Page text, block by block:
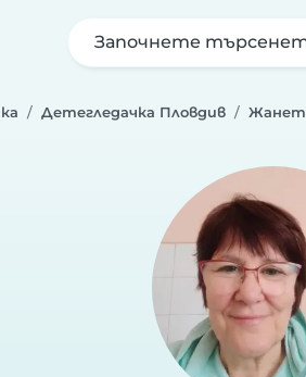
Започнете
Детегледачка Пловдив